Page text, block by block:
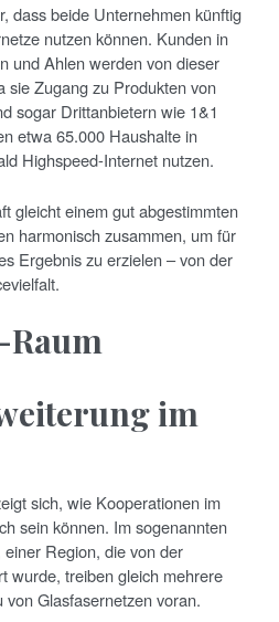
dass beide Unternehmen künftig
nutzen können. Kunden in
und Ahlen werden von dieser
sie Zugang zu Produkten von
sogar Drittanbietern wie 1&1
etwa 65.000 Haushalte in
Highspeed-Internet nutzen.
gleicht einem gut abgestimmten
harmonisch zusammen, um für
Ergebnis zu erzielen – von der
im
sich, wie Kooperationen im
sein können. Im sogenannten
einer Region, die von der
wurde, treiben gleich mehrere
Glasfasernetzen voran.